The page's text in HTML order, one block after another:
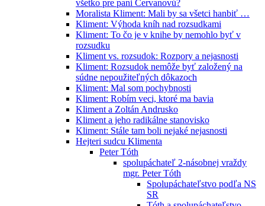
všetko pre pani Cervanovú?
Moralista Kliment: Mali by sa všetci hanbiť …
Kliment: Výhoda kníh nad rozsudkami
Kliment: To čo je v knihe by nemohlo byť v
rozsudku
Kliment vs. rozsudok: Rozpory a nejasnosti
Kliment: Rozsudok nemôže byť založený na
súdne nepoužiteľných dôkazoch
Kliment: Mal som pochybnosti
Kliment: Robím veci, ktoré ma bavia
Kliment a Zoltán Andrusko
Kliment a jeho radikálne stanovisko
Kliment: Stále tam boli nejaké nejasnosti
Hejteri sudcu Klimenta
Peter Tóth
spolupáchateľ 2-násobnej vraždy
mgr. Peter Tóth
Spolupáchateľstvo podľa NS
SR